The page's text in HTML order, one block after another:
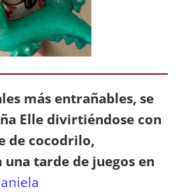
más entrañables, se
Elle divirtiéndose con
de cocodrilo,
tarde de juegos en